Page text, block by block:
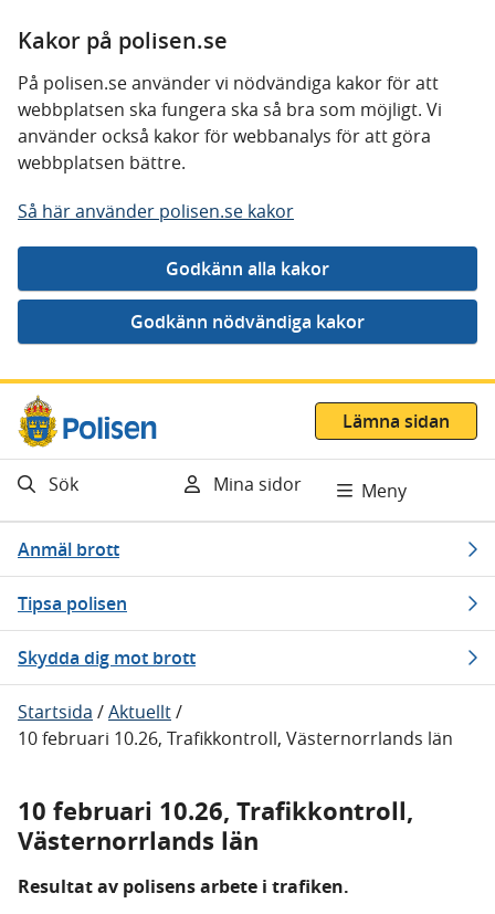
Kakor på polisen.se
På polisen.se använder vi nödvändiga kakor för att
webbplatsen ska fungera ska så bra som möjligt. Vi
använder också kakor för webbanalys för att göra
webbplatsen bättre.
Så här använder polisen.se kakor
Gå direkt till innehåll
Lämna sidan
Sök Mina sidor Meny
Anmäl brott
Tipsa polisen
Skydda dig mot brott
Startsida /Aktuellt/
10 februari 10.26, Trafikkontroll, Västernorrlands län
10 februari 10.26, Trafikkontroll,
Västernorrlands län
Resultat av polisens arbete i trafiken.